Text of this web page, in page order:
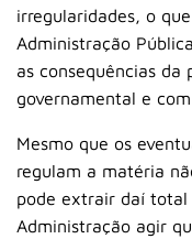
irregularidades, o
Administração
as consequências da
governamental e
Mesmo que os
regulam a matéria
pode extrair daí total
Administração agir